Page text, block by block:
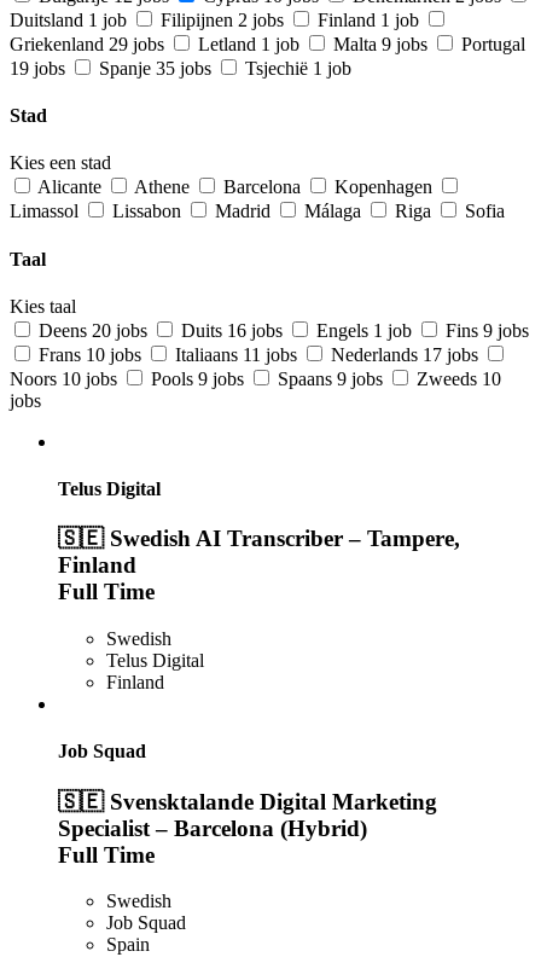
Duitsland 1 job Filipijnen 2 jobs Finland 1 job
Griekenland 29 jobs Letland 1 job Malta 9 jobs
Portugal
19 jobs
Spanje 35 jobs Tsjechië 1 job
Stad
Kies een stad
Alicante
Athene Barcelona
Kopenhagen
Limassol
Lissabon Madrid Málaga Riga Sofia
Taal
Kies taal
Deens 20 jobs Duits 16 jobs Engels 1 job Fins 9 jobs
Frans 10 jobs Italiaans 11 jobs Nederlands 17 jobs
Noors 10 jobs Pools 9 jobs Spaans 9 jobs Zweeds 10
jobs
Telus Digital
🇸🇪 Swedish AI Transcriber – Tampere,
Finland
Full Time
Swedish
Telus Digital
Finland
Job Squad
🇸🇪 Svensktalande Digital Marketing
Specialist – Barcelona (Hybrid)
Full Time
Swedish
Job Squad
Spain